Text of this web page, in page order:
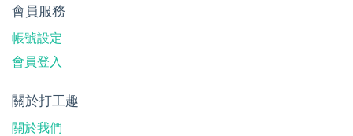
會員服務
帳號設定
會員登入
關於打工趣
關於我們